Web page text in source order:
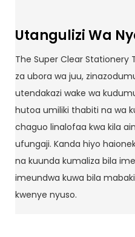
Utangulizi Wa
The Super Clear Stationery
za ubora wa juu,
utendakazi wake wa
hutoa umiliki thabiti na wa
chaguo linalofaa kwa kila
ufungaji. Kanda hiyo
na kuunda kumaliza bila
imeundwa kuwa bila
kwenye nyuso.